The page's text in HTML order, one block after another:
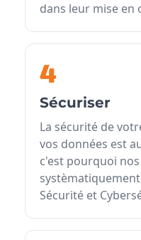
dans leur mise en
4
Sécuriser
La sécurité de
vos données est
c'est pourquoi
Sécurité et